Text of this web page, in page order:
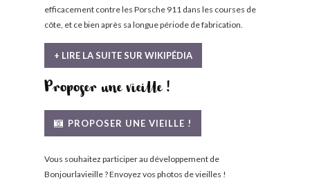
efficacement contre les Porsche 911 dans les courses de
côte, et ce bien après sa longue période de fabrication.
+ LIRE LA SUITE SUR WIKIPÉDIA
Proposer une vieille !
PROPOSER UNE VIEILLE !
Vous souhaitez participer au développement de
Bonjourlavieille ? Envoyez vos photos de vieilles !